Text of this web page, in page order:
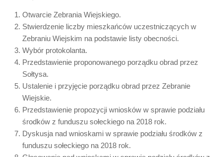
Otwarcie Zebrania Wiejskiego.
Stwierdzenie liczby mieszkańców uczestniczących w
Zebraniu Wiejskim na podstawie listy obecności.
Wybór protokolanta.
Przedstawienie proponowanego porządku obrad przez
Sołtysa.
Ustalenie i przyjęcie porządku obrad przez Zebranie
Wiejskie.
Przedstawienie propozycji wniosków w sprawie podziału
środków z funduszu sołeckiego na 2018 rok.
Dyskusja nad wnioskami w sprawie podziału środków z
funduszu sołeckiego na 2018 rok.